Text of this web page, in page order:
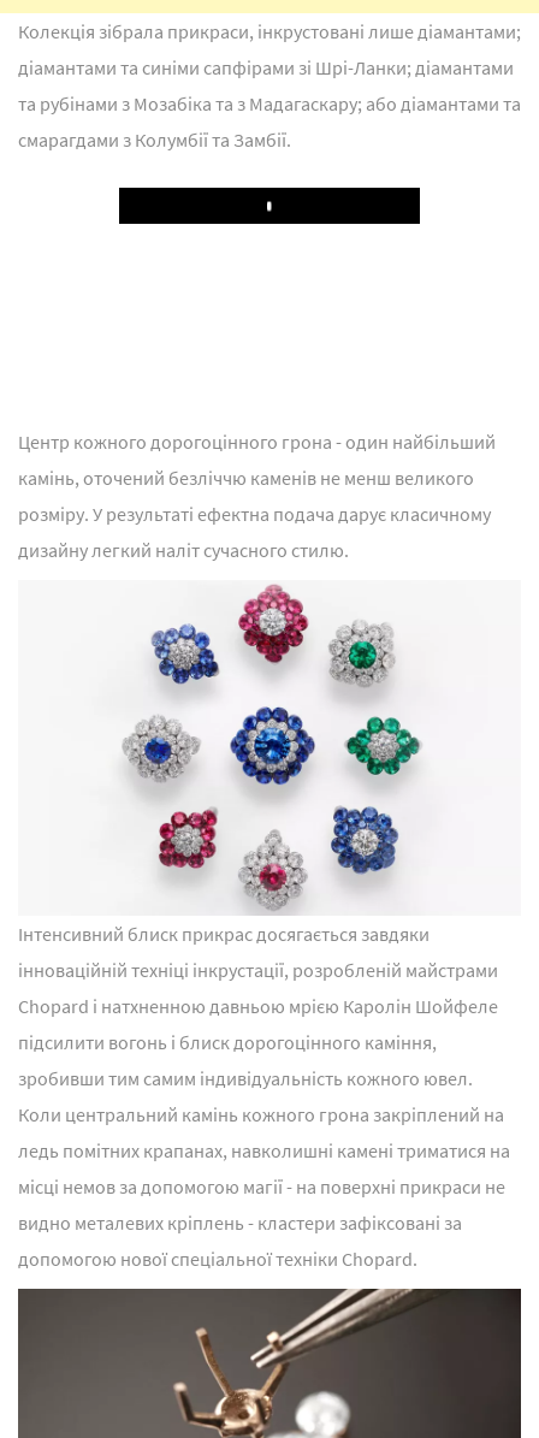
Колекція зібрала прикраси, інкрустовані лише діамантами;
діамантами та синіми сапфірами зі Шрі-Ланки; діамантами
та рубінами з Мозабіка та з Мадагаскару; або діамантами та
смарагдами з Колумбії та Замбії.
Play
Центр кожного дорогоцінного грона - один найбільший
камінь, оточений безліччю каменів не менш великого
розміру. У результаті ефектна подача дарує класичному
дизайну легкий наліт сучасного стилю.
Інтенсивний блиск прикрас досягається завдяки
інноваційній техніці інкрустації, розробленій майстрами
Chopard і натхненною давньою мрією Каролін Шойфеле
підсилити вогонь і блиск дорогоцінного каміння,
зробивши тим самим індивідуальність кожного ювел.
Коли центральний камінь кожного грона закріплений на
ледь помітних крапанах, навколишні камені триматися на
місці немов за допомогою магії - на поверхні прикраси не
видно металевих кріплень - кластери зафіксовані за
допомогою нової спеціальної техніки Chopard.